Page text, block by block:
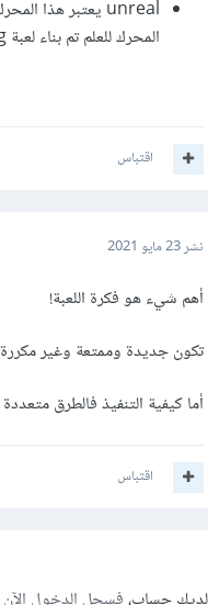
المحرك للعلم تم بناء لعبة Pubg باستخدام هذا المحرك
اقتباس
نشر23 مايو 2021
أهم شيء هو فكرة اللعبة!
تكون جديدة وممتعة وغير مكررة
أما كيفية التنفيذ فالطرق متعددة
اقتباس